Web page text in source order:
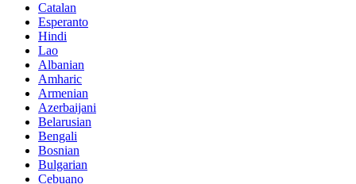
Catalan
Esperanto
Hindi
Lao
Albanian
Amharic
Armenian
Azerbaijani
Belarusian
Bengali
Bosnian
Bulgarian
Cebuano